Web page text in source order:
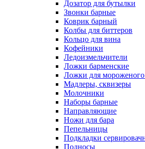
Дозатор для бутылки
Звонки барные
Коврик барный
Колбы для биттеров
Кольцо для вина
Кофейники
Ледоизмельчители
Ложки барменские
Ложки для
Мадлеры, сквизеры
Молочники
Наборы барные
Направляющие
Ножи для бара
Пепельницы
Подкладки
Подносы